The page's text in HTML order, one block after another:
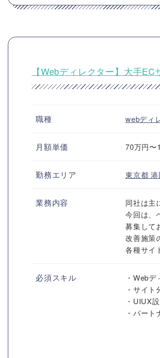
【Webディレクター】大手
職種 webディ
月額単価 70万円〜
勤務エリア 東京都港
業務内容
同社は主
今回は、
募集して
改善施策
各種サイ
必須スキル
・Web
・サイ
・UIUX
・パー